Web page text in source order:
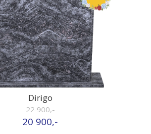
Dirigo
22 900,-
20 900,-